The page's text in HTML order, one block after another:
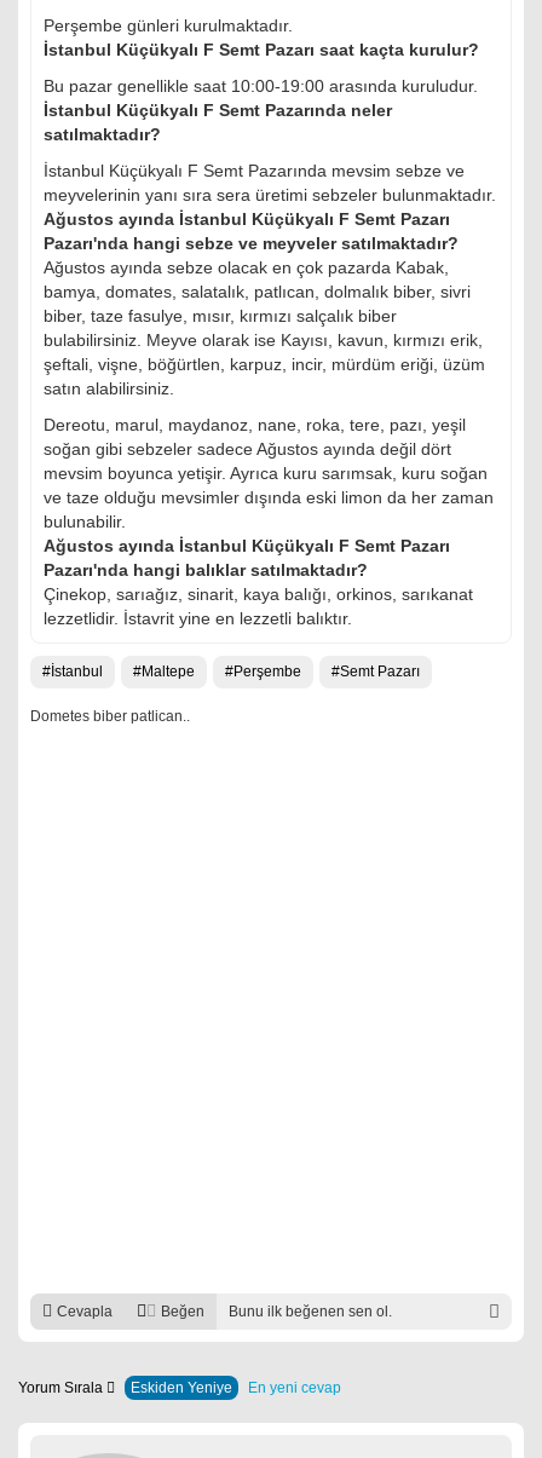
Perşembe günleri kurulmaktadır.
İstanbul Küçükyalı F Semt Pazarı saat kaçta kurulur?
Bu pazar genellikle saat 10:00-19:00 arasında kuruludur.
İstanbul Küçükyalı F Semt Pazarında neler
satılmaktadır?
İstanbul Küçükyalı F Semt Pazarında mevsim sebze ve
meyvelerinin yanı sıra sera üretimi sebzeler bulunmaktadır.
Ağustos ayında İstanbul Küçükyalı F Semt Pazarı
Pazarı'nda hangi sebze ve meyveler satılmaktadır?
Ağustos ayında sebze olacak en çok pazarda Kabak,
bamya, domates, salatalık, patlıcan, dolmalık biber, sivri
biber, taze fasulye, mısır, kırmızı salçalık biber
bulabilirsiniz. Meyve olarak ise Kayısı, kavun, kırmızı erik,
şeftali, vişne, böğürtlen, karpuz, incir, mürdüm eriği, üzüm
satın alabilirsiniz.
Dereotu, marul, maydanoz, nane, roka, tere, pazı, yeşil
soğan gibi sebzeler sadece Ağustos ayında değil dört
mevsim boyunca yetişir. Ayrıca kuru sarımsak, kuru soğan
ve taze olduğu mevsimler dışında eski limon da her zaman
bulunabilir.
Ağustos ayında İstanbul Küçükyalı F Semt Pazarı
Pazarı'nda hangi balıklar satılmaktadır?
Çinekop, sarıağız, sinarit, kaya balığı, orkinos, sarıkanat
lezzetlidir. İstavrit yine en lezzetli balıktır.
İstanbul Maltepe Perşembe Semt Pazarı
Dometes biber patlican..
Cevapla Beğen Bunu ilk beğenen sen ol.
Yorum Sırala Eskiden Yeniye En yeni cevap